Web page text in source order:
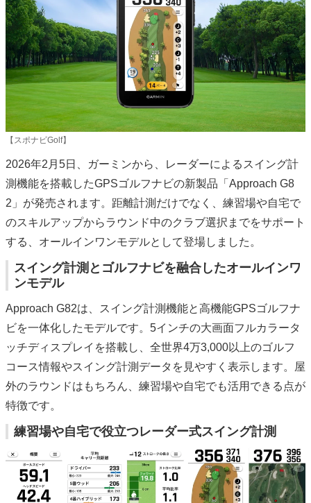
【スポナビGolf】
2026年2月5日、ガーミンから、レーダーによるスイング計
測機能を搭載したGPSゴルフナビの新製品「Approach G8
2」が発売されます。距離計測だけでなく、練習場や自宅で
のスキルアップからラウンド中のクラブ選択までをサポート
する、オールインワンモデルとして登場しました。
スイング計測とゴルフナビを融合したオールインワ
ンモデル
Approach G82は、スイング計測機能と高機能GPSゴルフナ
ビを一体化したモデルです。5インチの大画面フルカラータ
ッチディスプレイを搭載し、全世界4万3,000以上のゴルフ
コース情報やスイング計測データを見やすく表示します。屋
外のラウンドはもちろん、練習場や自宅でも活用できる点が
特徴です。
練習場や自宅で役立つレーダー式スイング計測